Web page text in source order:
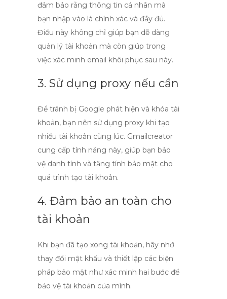
đảm bảo rằng thông tin cá nhân mà
bạn nhập vào là chính xác và đầy đủ.
Điều này không chỉ giúp bạn dễ dàng
quản lý tài khoản mà còn giúp trong
việc xác minh email khôi phục sau này.
3. Sử dụng proxy nếu cần
Để tránh bị Google phát hiện và khóa tài
khoản, bạn nên sử dụng proxy khi tạo
nhiều tài khoản cùng lúc. Gmailcreator
cung cấp tính năng này, giúp bạn bảo
vệ danh tính và tăng tính bảo mật cho
quá trình tạo tài khoản.
4. Đảm bảo an toàn cho
tài khoản
Khi bạn đã tạo xong tài khoản, hãy nhớ
thay đổi mật khẩu và thiết lập các biện
pháp bảo mật như xác minh hai bước để
bảo vệ tài khoản của mình.